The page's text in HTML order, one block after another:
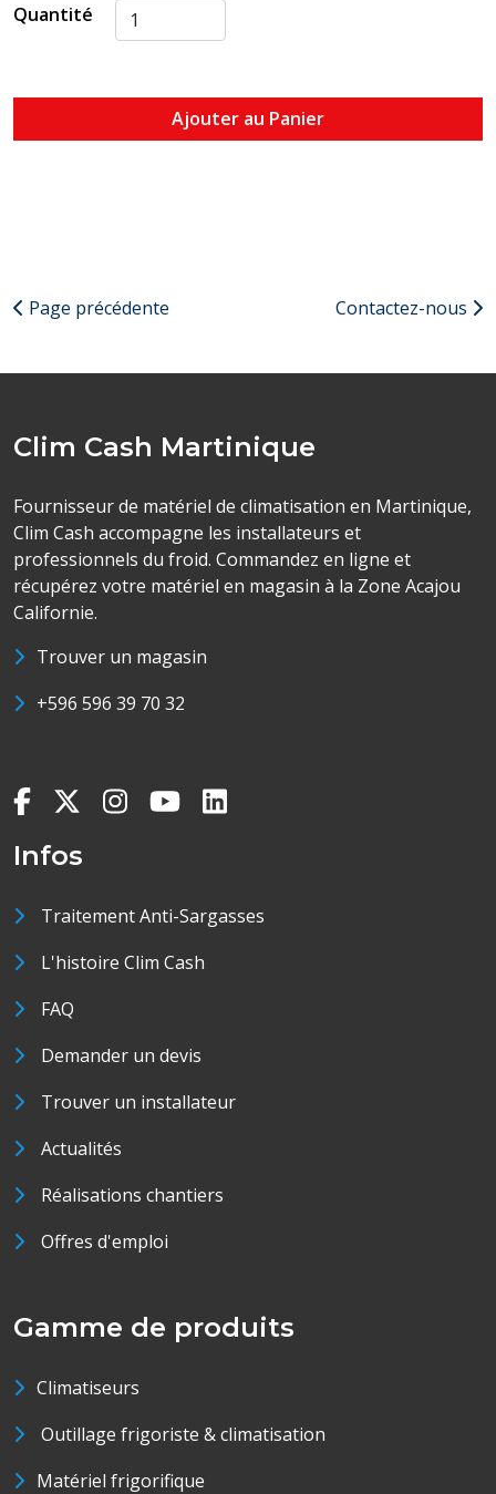
Quantité
Ajouter au Panier
Page précédente Contactez-nous
Clim Cash Martinique
Fournisseur de matériel de climatisation en Martinique,
Clim Cash accompagne les installateurs et
professionnels du froid. Commandez en ligne et
récupérez votre matériel en magasin à la Zone Acajou
Californie.
Trouver un magasin
+596 596 39 70 32
Infos
Traitement Anti-Sargasses
L'histoire Clim Cash
FAQ
Demander un devis
Trouver un installateur
Actualités
Réalisations chantiers
Offres d'emploi
Gamme de produits
Climatiseurs
Outillage frigoriste & climatisation
Matériel frigorifique